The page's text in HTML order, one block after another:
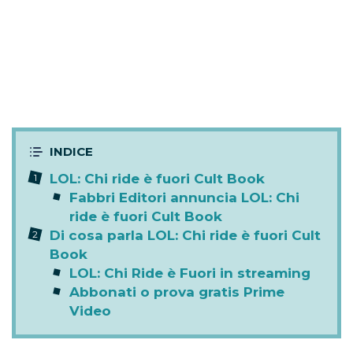
LOL: Chi ride è fuori Cult Book
Fabbri Editori annuncia LOL: Chi
ride è fuori Cult Book
Di cosa parla LOL: Chi ride è fuori Cult
Book
LOL: Chi Ride è Fuori in streaming
Abbonati o prova gratis Prime
Video